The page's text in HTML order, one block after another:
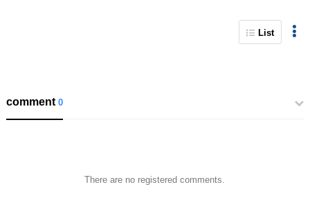
List
comment0
There are no registered comments.